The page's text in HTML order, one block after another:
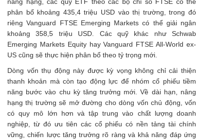
phân bổ khoảng 435,4 triệu USD vào thị trường, trong đó
riêng Vanguard FTSE Emerging Markets có thể giải ngân
khoảng 358,5 triệu USD. Các quỹ khác như Schwab
Emerging Markets Equity hay Vanguard FTSE All-World ex-
US cũng sẽ thực hiện phân bổ theo tỷ trọng mới.
Dòng vốn thụ động này được kỳ vọng không chỉ cải thiện
thanh khoản mà còn tạo động lực để nhóm cổ phiếu tiềm
năng bước vào chu kỳ tăng trưởng mới. Về dài hạn, nâng
hạng thị trường sẽ mở đường cho dòng vốn chủ động, vốn
có quy mô lớn hơn và tập trung vào chất lượng doanh
nghiệp, từ đó ưu tiên các cổ phiếu có nền tảng tài chính
vững, chiến lược tăng trưởng rõ ràng và khả năng đáp ứng